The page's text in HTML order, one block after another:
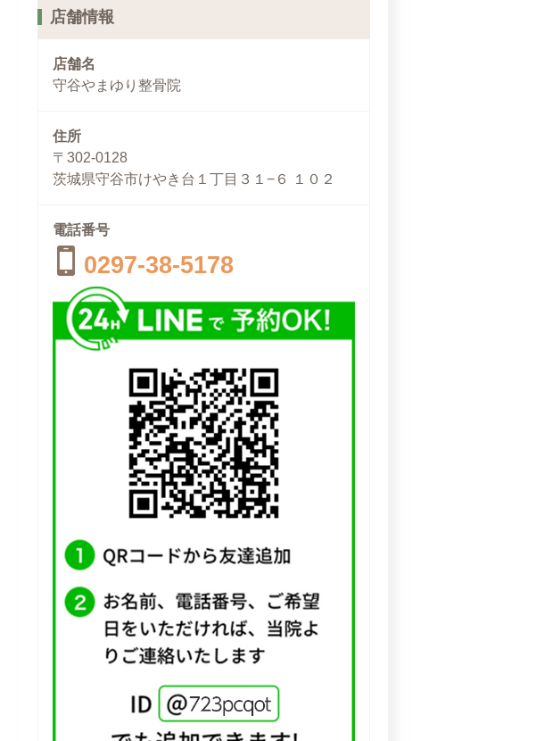
店舗情報
店舗名
守谷やまゆり整骨院
住所
〒302-0128
茨城県守谷市けやき台１丁目３１−６ １０２
電話番号
0297-38-5178